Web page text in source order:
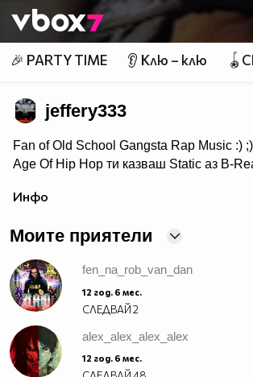
👾
🎉 PARTY TIME 👂 Клю – клю
jeffery333
Fan of Old School Gangsta Rap Music :)
Age Of Hip Hop ти казваш Static аз B-
Snoop Doggy Dogg ти казваш Akon аз
Инфо
Моите приятели
fen_na_rob_van_dan
12 год. 6 мес.
СЛЕДВАЙ2
alex_alex_alex_alex
12 год. 6 мес.